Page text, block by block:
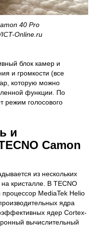
40 Pro
Online.ru
блок камер и
и громкости (все
которую можно
функции. По
режим голосового
и
Camon
из нескольких
кристалле. В TECNO
MediaTek Helio
ядра
ядер Cortex-
вычислительный